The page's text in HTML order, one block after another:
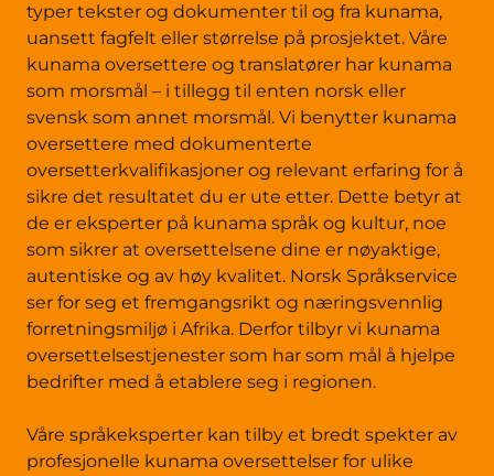
typer tekster og dokumenter til og fra kunama,
uansett fagfelt eller størrelse på prosjektet. Våre
kunama oversettere og translatører har kunama
som morsmål – i tillegg til enten norsk eller
svensk som annet morsmål. Vi benytter kunama
oversettere med dokumenterte
oversetterkvalifikasjoner og relevant erfaring for å
sikre det resultatet du er ute etter. Dette betyr at
de er eksperter på kunama språk og kultur, noe
som sikrer at oversettelsene dine er nøyaktige,
autentiske og av høy kvalitet. Norsk Språkservice
ser for seg et fremgangsrikt og næringsvennlig
forretningsmiljø i Afrika. Derfor tilbyr vi kunama
oversettelsestjenester som har som mål å hjelpe
bedrifter med å etablere seg i regionen.
Våre språkeksperter kan tilby et bredt spekter av
profesjonelle kunama oversettelser for ulike